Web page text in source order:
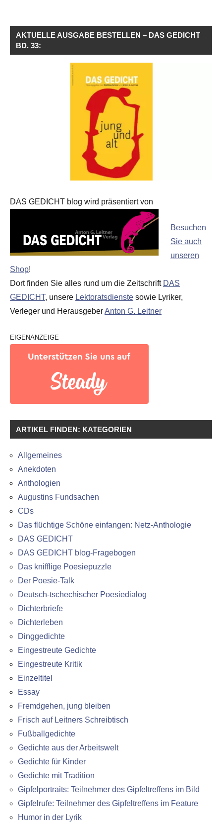
AKTUELLE AUSGABE BESTELLEN – DAS GEDICHT
BD. 33:
DAS GEDICHT blog wird präsentiert von
Besuchen
Sie auch
unseren
Shop!
Dort finden Sie alles rund um die Zeitschrift DAS
GEDICHT, unsere Lektoratsdienste sowie Lyriker,
Verleger und HerausgeberAnton G. Leitner
EIGENANZEIGE
ARTIKEL FINDEN: KATEGORIEN
Allgemeines
Anekdoten
Anthologien
Augustins Fundsachen
CDs
Das flüchtige Schöne einfangen: Netz-Anthologie
DAS GEDICHT
DAS GEDICHT blog-Fragebogen
Das knifflige Poesiepuzzle
Der Poesie-Talk
Deutsch-tschechischer Poesiedialog
Dichterbriefe
Dichterleben
Dinggedichte
Eingestreute Gedichte
Eingestreute Kritik
Einzeltitel
Essay
Fremdgehen, jung bleiben
Frisch auf Leitners Schreibtisch
Fußballgedichte
Gedichte aus der Arbeitswelt
Gedichte für Kinder
Gedichte mit Tradition
Gipfelportraits: Teilnehmer des Gipfeltreffens im Bild
Gipfelrufe: Teilnehmer des Gipfeltreffens im Feature
Humor in der Lyrik